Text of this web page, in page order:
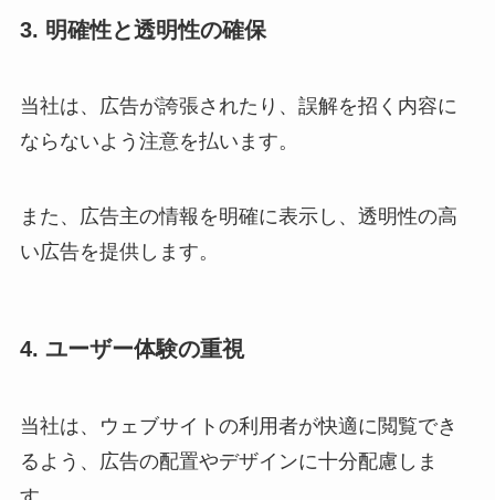
3. 明確性と透明性の確保
当社は、広告が誇張されたり、誤解を招く内容に
ならないよう注意を払います。
また、広告主の情報を明確に表示し、透明性の高
い広告を提供します。
4. ユーザー体験の重視
当社は、ウェブサイトの利用者が快適に閲覧でき
るよう、広告の配置やデザインに十分配慮しま